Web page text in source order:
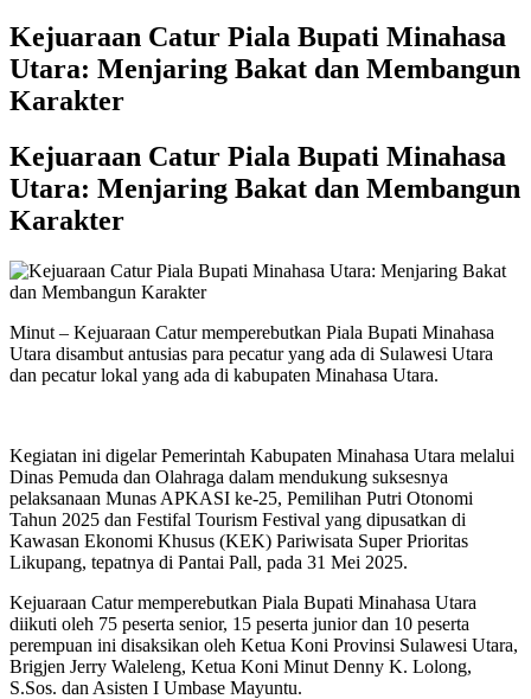
Kejuaraan Catur Piala Bupati Minahasa
Utara: Menjaring Bakat dan Membangun
Karakter
Kejuaraan Catur Piala Bupati Minahasa
Utara: Menjaring Bakat dan Membangun
Karakter
Minut – Kejuaraan Catur memperebutkan Piala Bupati Minahasa
Utara disambut antusias para pecatur yang ada di Sulawesi Utara
dan pecatur lokal yang ada di kabupaten Minahasa Utara.
Kegiatan ini digelar Pemerintah Kabupaten Minahasa Utara melalui
Dinas Pemuda dan Olahraga dalam mendukung suksesnya
pelaksanaan Munas APKASI ke-25, Pemilihan Putri Otonomi
Tahun 2025 dan Festifal Tourism Festival yang dipusatkan di
Kawasan Ekonomi Khusus (KEK) Pariwisata Super Prioritas
Likupang, tepatnya di Pantai Pall, pada 31 Mei 2025.
Kejuaraan Catur memperebutkan Piala Bupati Minahasa Utara
diikuti oleh 75 peserta senior, 15 peserta junior dan 10 peserta
perempuan ini disaksikan oleh Ketua Koni Provinsi Sulawesi Utara,
Brigjen Jerry Waleleng, Ketua Koni Minut Denny K. Lolong,
S.Sos. dan Asisten I Umbase Mayuntu.